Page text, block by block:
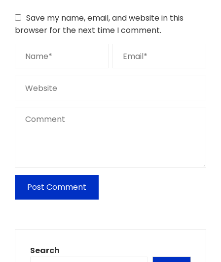
Save my name, email, and website in this
browser for the next time I comment.
Search